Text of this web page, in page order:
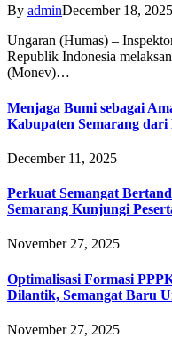
By adminDecember 18, 2025
Ungaran (Humas) –
Republik Indonesia
(Monev)…
Menjaga Bumi sebagai
Kabupaten Semarang
December 11, 2025
Perkuat Semangat
Semarang Kunjungi
November 27, 2025
Optimalisasi Formasi
Dilantik, Semangat Baru
November 27, 2025